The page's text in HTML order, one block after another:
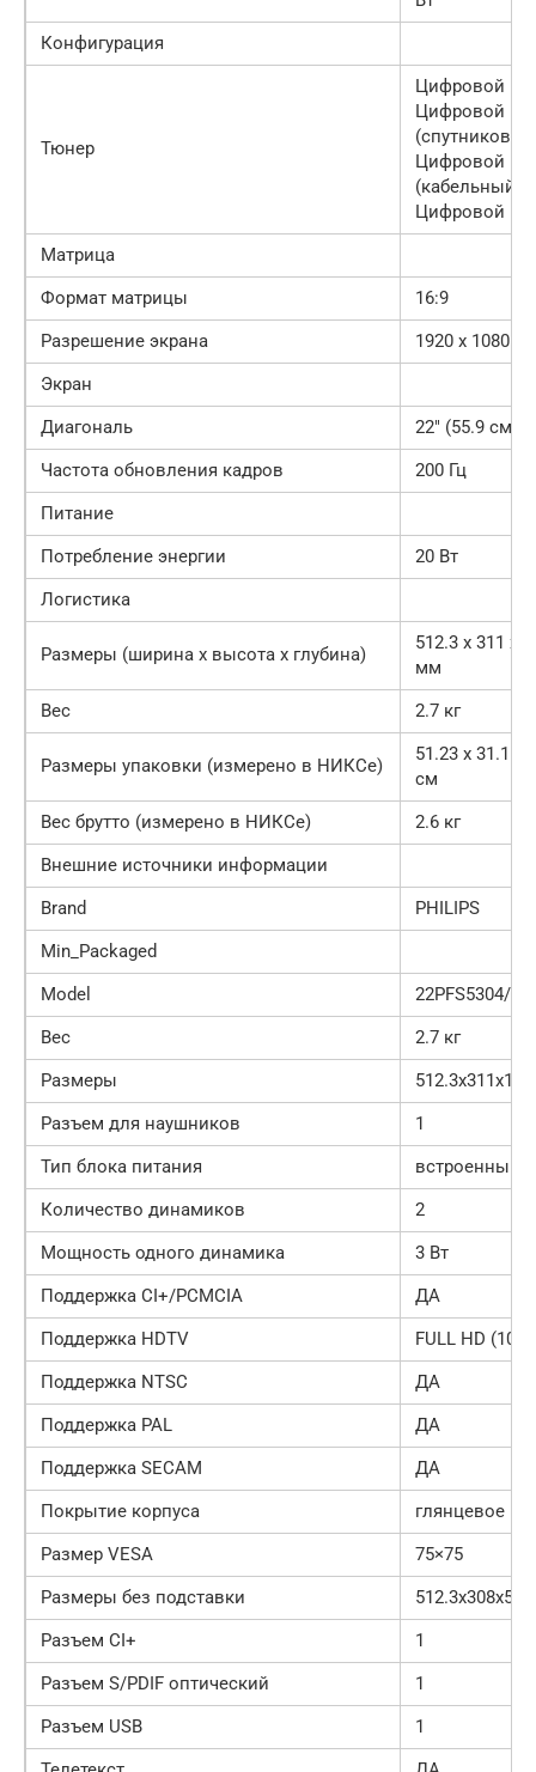
Конфигурация
Тюнер
Цифровой
Цифровой
Цифровой
(кабельный),
Цифровой
Матрица
Формат матрицы
16:9
Разрешение экрана
1920 x 1080
Экран
Диагональ
22″ (55.9 см)
Частота обновления кадров
200 Гц
Питание
Потребление энергии
20 Вт
Логистика
Размеры (ширина x высота x глубина)
512.3 x 311 x
мм
Вес
2.7 кг
Размеры упаковки (измерено в НИКСе)
51.23 x 31.1 x
см
Вес брутто (измерено в НИКСе)
2.6 кг
Внешние источники информации
Brand
PHILIPS
Min_Packaged
Model
22PFS5304/60
Вес
2.7 кг
Размеры
Разъем для наушников
1
Тип блока питания
встроенный
Количество динамиков
2
Мощность одного динамика
3 Вт
Поддержка CI+/PCMCIA
ДА
Поддержка HDTV
FULL HD
Поддержка NTSC
ДА
Поддержка PAL
ДА
Поддержка SECAM
ДА
Покрытие корпуса
глянцевое
Размер VESA
75×75
Размеры без подставки
Разъем CI+
1
Разъем S/PDIF оптический
1
Разъем USB
1